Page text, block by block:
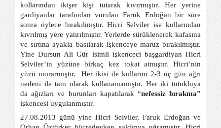
kollarından ikişer kişi tutarak kıvırmıştır. Her yerine
gardiyanlar tarafından vurulan Faruk Erdoğan bir süre
sonra öylece bırakılmıştır. Hicri Selviler ise kollarından
kıvrılmış yere yatırılmıştır. Yerlerde sürüklenerek kafasına
ve sırtına ayakla basılarak işkenceye maruz bırakılmıştır.
Yine Dursun Ali Gür isimli işkenceci başgardiyan Hicri
Selviler’in yüzüne birkaç kez tokat atmıştır. Hicri’nin
yüzü morarmıştır.
Her ikisi de kollarını 2-3 üç gün ağrı
nedeni ile tam olarak kullanamamıştır. Her iki tutukluya
da ağızları ve burunları kapatılarak “nefessiz bırakma”
işkencesi uygulanmıştır.
27.08.2013 günü yine Hicri Selviler, Faruk Erdoğan ve